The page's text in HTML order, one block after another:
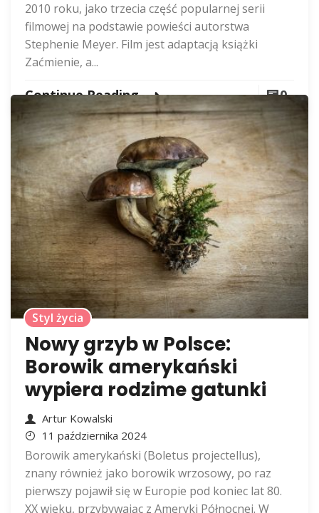
2010 roku, jako trzecia część popularnej serii
filmowej na podstawie powieści autorstwa
Stephenie Meyer. Film jest adaptacją książki
Zaćmienie, a...
Continue Reading 0
Styl życia
Nowy grzyb w Polsce:
Borowik amerykański
wypiera rodzime gatunki
Artur Kowalski
11 października 2024
Borowik amerykański (Boletus projectellus),
znany również jako borowik wrzosowy, po raz
pierwszy pojawił się w Europie pod koniec lat 80.
XX wieku, przybywając z Ameryki Północnej. W